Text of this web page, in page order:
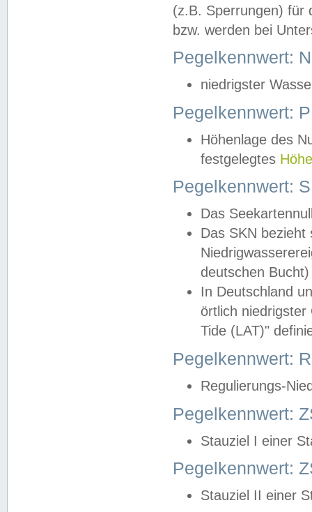
(z.B. Sperrungen) für
bzw. werden bei
Pegelkennwert:
niedrigster
Pegelkennwert:
Höhenlage des
festgelegtes
Pegelkennwert:
Das
Das SKN
deutschen
In Deutschland
örtlich
Tide (LAT)"
Pegelkennwert:
Regulierungs-
Pegelkennwert:
Stauziel I einer
Pegelkennwert:
Stauziel II einer